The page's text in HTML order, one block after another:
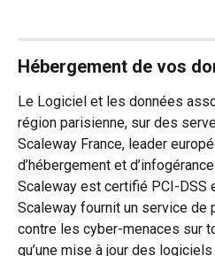
Hébergement de vos
Le Logiciel et les données
région parisienne, sur des
Scaleway France, leader
d’hébergement et
Scaleway est certifié PCI-DSS
Scaleway fournit un service de
contre les cyber-menaces sur
qu’une mise à jour des